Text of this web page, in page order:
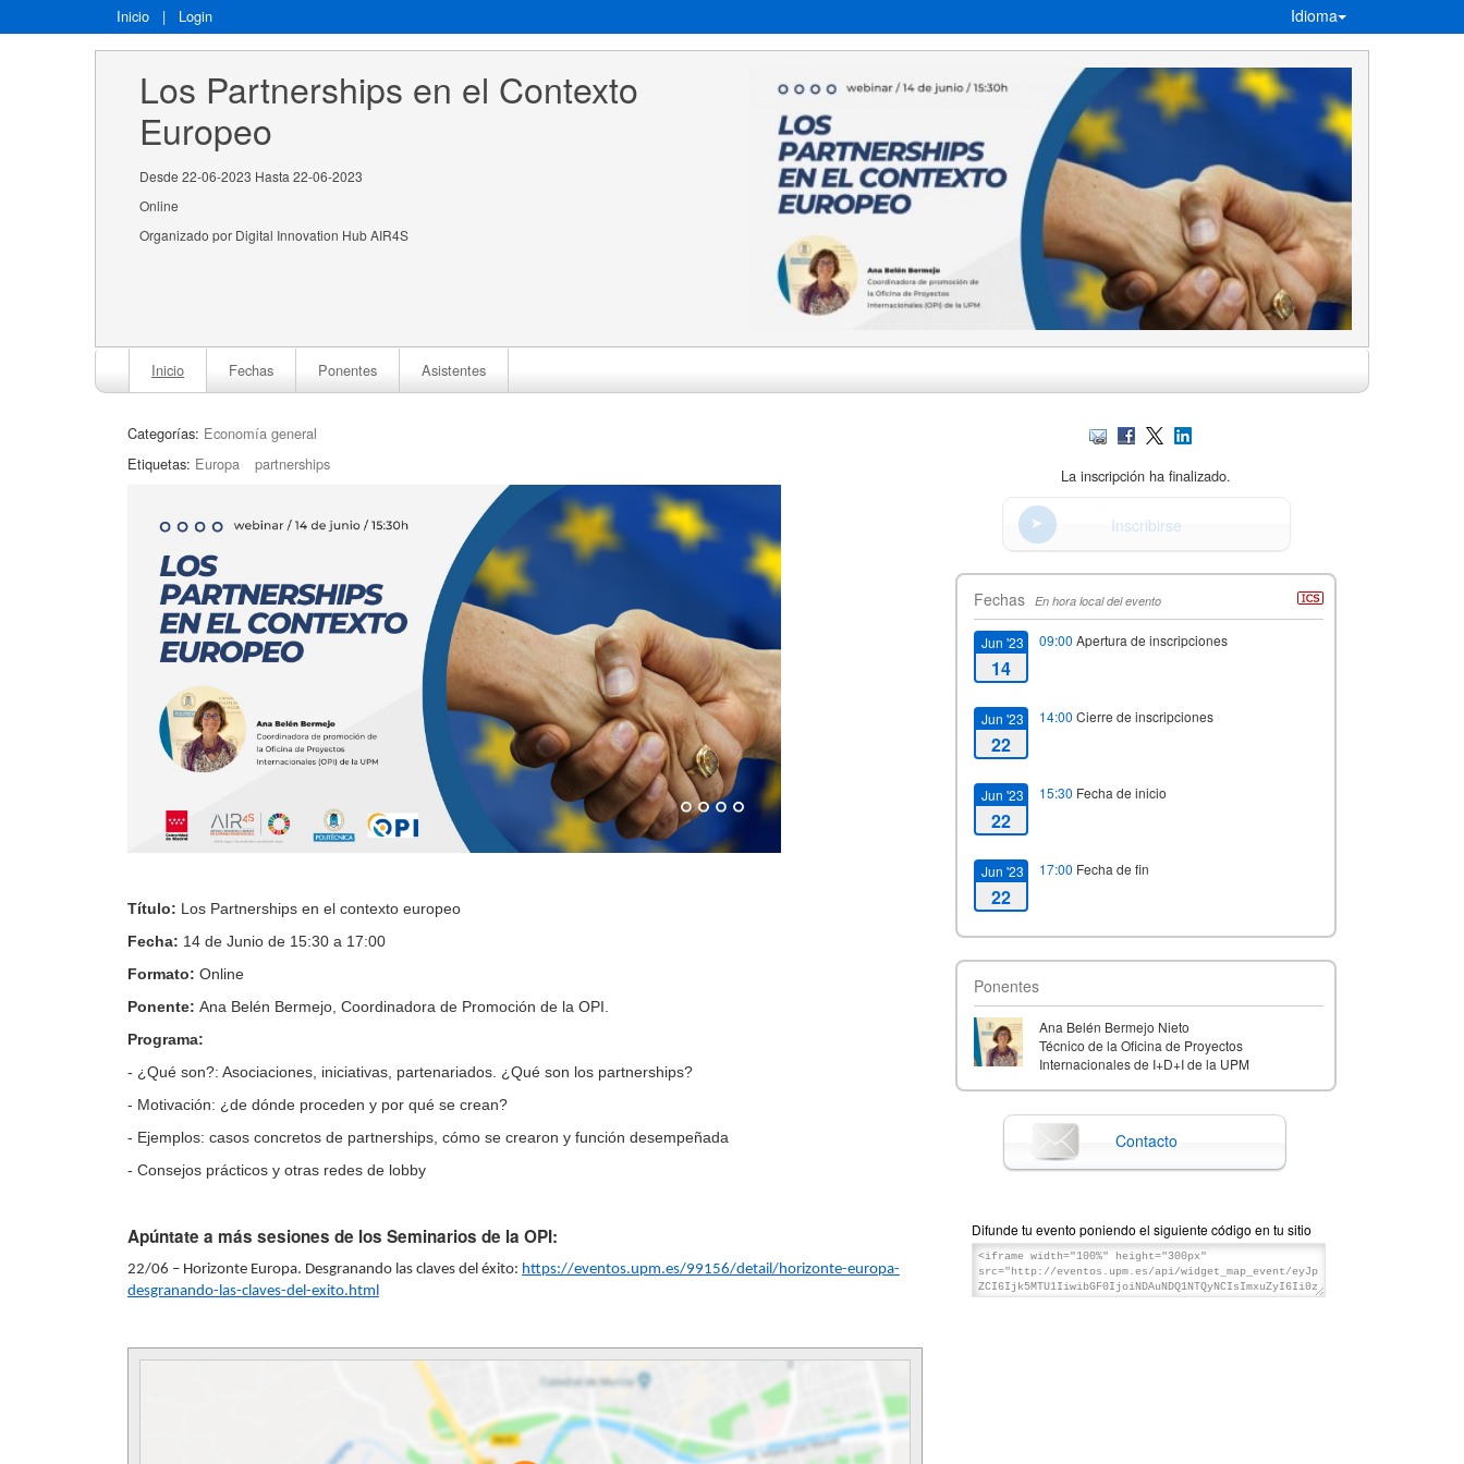
Inicio | Login Idioma
Los Partnerships en el Contexto
Europeo
Desde 22-06-2023 Hasta 22-06-2023
Online
Organizado por Digital Innovation Hub AIR4S
Inicio Fechas Ponentes Asistentes
Categorías: Economía general
Etiquetas: Europa partnerships
Título: Los Partnerships en el contexto europeo
Fecha: 14 de Junio de 15:30 a 17:00
Formato: Online
Ponente: Ana Belén Bermejo, Coordinadora de Promoción de la OPI.
Programa:
- ¿Qué son?: Asociaciones, iniciativas, partenariados. ¿Qué son los partnerships?
- Motivación: ¿de dónde proceden y por qué se crean?
- Ejemplos: casos concretos de partnerships, cómo se crearon y función desempeñada
- Consejos prácticos y otras redes de lobby
Apúntate a más sesiones de los Seminarios de la OPI:
22/06 – Horizonte Europa. Desgranando las claves del éxito: https://eventos.upm.es/99156/detail/horizonte-europa-
desgranando-las-claves-del-exito.html
La inscripción ha finalizado.
Inscribirse
Fechas En hora local del evento
Jun '23
14
09:00 Apertura de inscripciones
Jun '23
22
14:00 Cierre de inscripciones
Jun '23
22
15:30 Fecha de inicio
Jun '23
22
17:00 Fecha de fin
Ponentes
Ana Belén Bermejo Nieto
Técnico de la Oficina de Proyectos
Internacionales de I+D+I de la UPM
Contacto
Difunde tu evento poniendo el siguiente código en tu sitio